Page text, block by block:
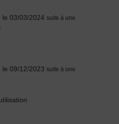
le 03/03/2024 suite à une
le 09/12/2023 suite à une